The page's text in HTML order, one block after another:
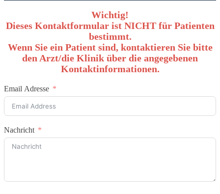
Wichtig!
Dieses Kontaktformular ist NICHT für Patienten
bestimmt.
Wenn Sie ein Patient sind, kontaktieren Sie bitte
den Arzt/die Klinik über die angegebenen
Kontaktinformationen.
Email Adresse
Nachricht